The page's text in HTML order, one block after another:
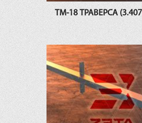
ТМ-18 ТРАВЕРСА